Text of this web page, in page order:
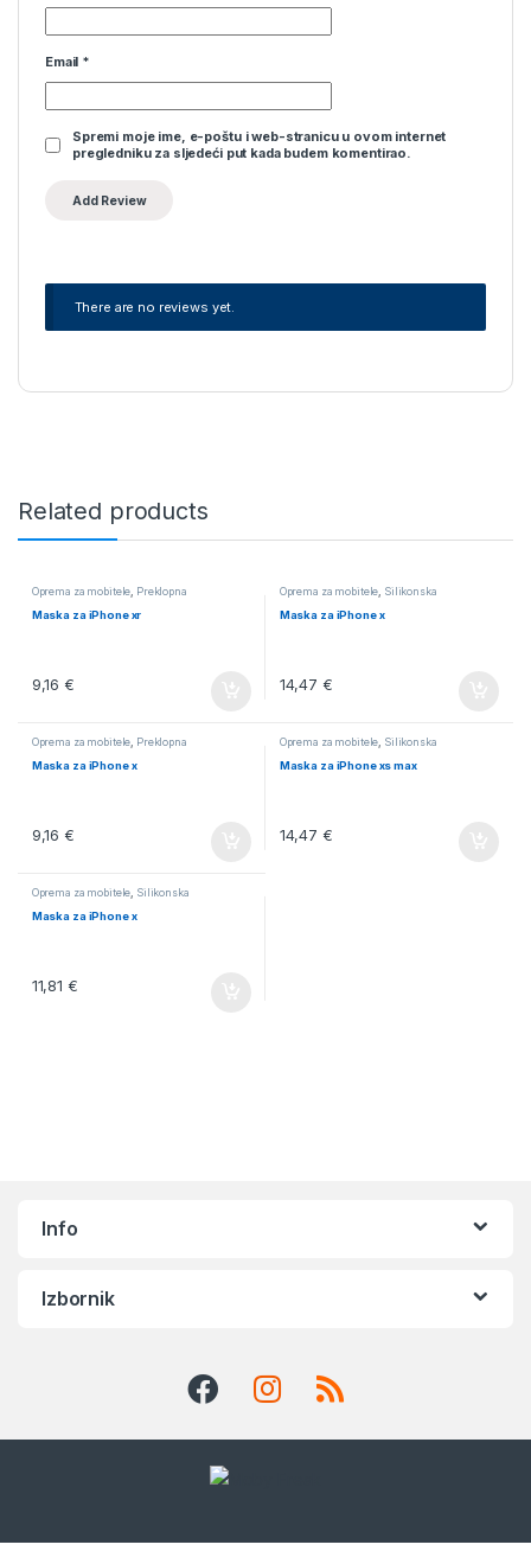
Email *
Spremi moje ime, e-poštu i web-stranicu u ovom internet
pregledniku za sljedeći put kada budem komentirao.
There are no reviews yet.
Related products
Oprema za mobitele, Preklopna
Maska za iPhone xr
9,16 €
Oprema za mobitele, Silikonska
Maska za iPhone x
14,47 €
Oprema za mobitele, Preklopna
Maska za iPhone x
9,16 €
Oprema za mobitele, Silikonska
Maska za iPhone xs max
14,47 €
Oprema za mobitele, Silikonska
Maska za iPhone x
11,81 €
Info
Izbornik